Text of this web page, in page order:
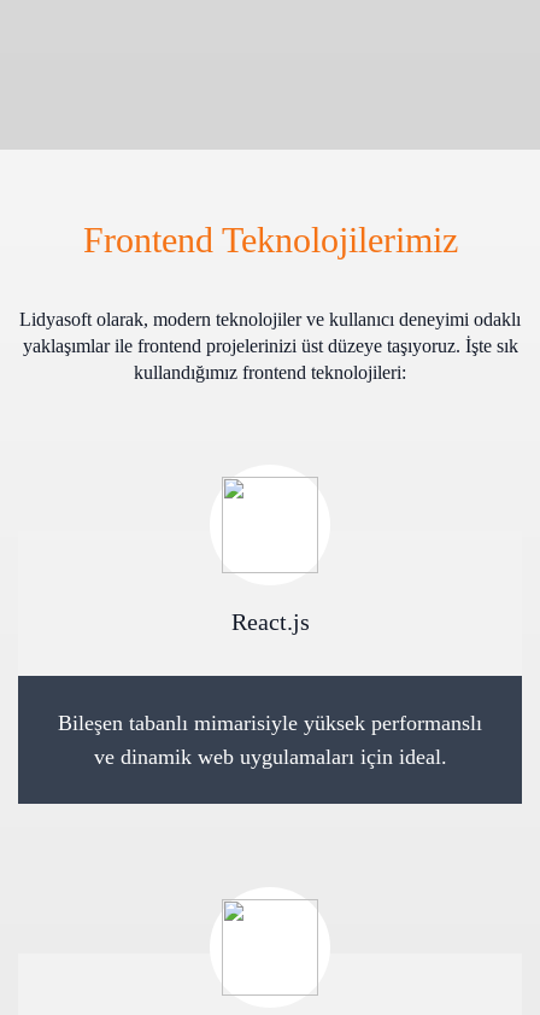
Frontend Teknolojilerimiz
Lidyasoft olarak, modern teknolojiler ve kullanıcı deneyimi odaklı
yaklaşımlar ile frontend projelerinizi üst düzeye taşıyoruz. İşte sık
kullandığımız frontend teknolojileri:
React.js
Bileşen tabanlı mimarisiyle yüksek performanslı
ve dinamik web uygulamaları için ideal.